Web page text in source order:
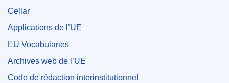
Cellar
Applications de l’UE
EU Vocabularies
Archives web de l’UE
Code de rédaction interinstitutionnel